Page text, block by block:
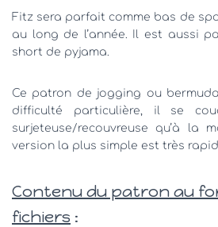
Fitz sera parfait comme bas de
au long de l’année. Il est aussi
short de pyjama.
Ce patron de jogging ou
difficulté particulière, il se
surjeteuse/recouvreuse qu’à la
version la plus simple est très
Contenu du patron au
fichiers :